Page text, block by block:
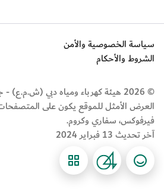
© 2026 هيئة كهرباء ومياه دبي (ش.م.ع) - جميع الحقوق محفوظة
العرض الأمثل للموقع يكون على المتصفحات
فيرفوكس، سفاري وكروم.
آخر تحديث 13 فبراير 2024
سياسة الخصوصية والأمن
الشروط والأحكام